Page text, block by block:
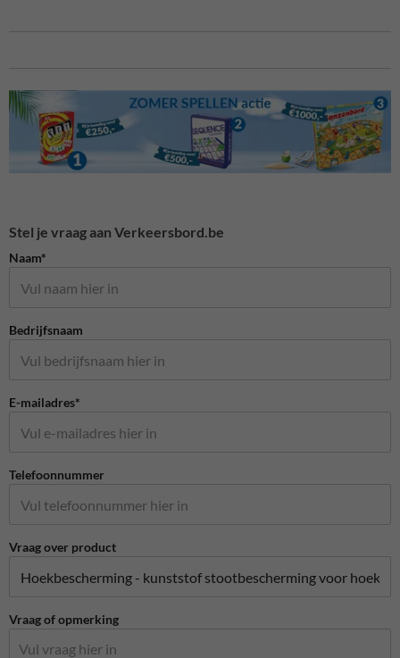
Stel je vraag aan Verkeersbord.be
Naam*
Bedrijfsnaam
E-mailadres*
Telefoonnummer
Vraag over product
Vraag of opmerking